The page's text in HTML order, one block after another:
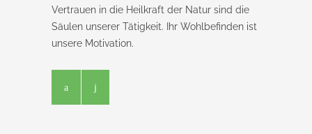
Vertrauen in die Heilkraft der Natur sind die
Säulen unserer Tätigkeit. Ihr Wohlbefinden ist
unsere Motivation.